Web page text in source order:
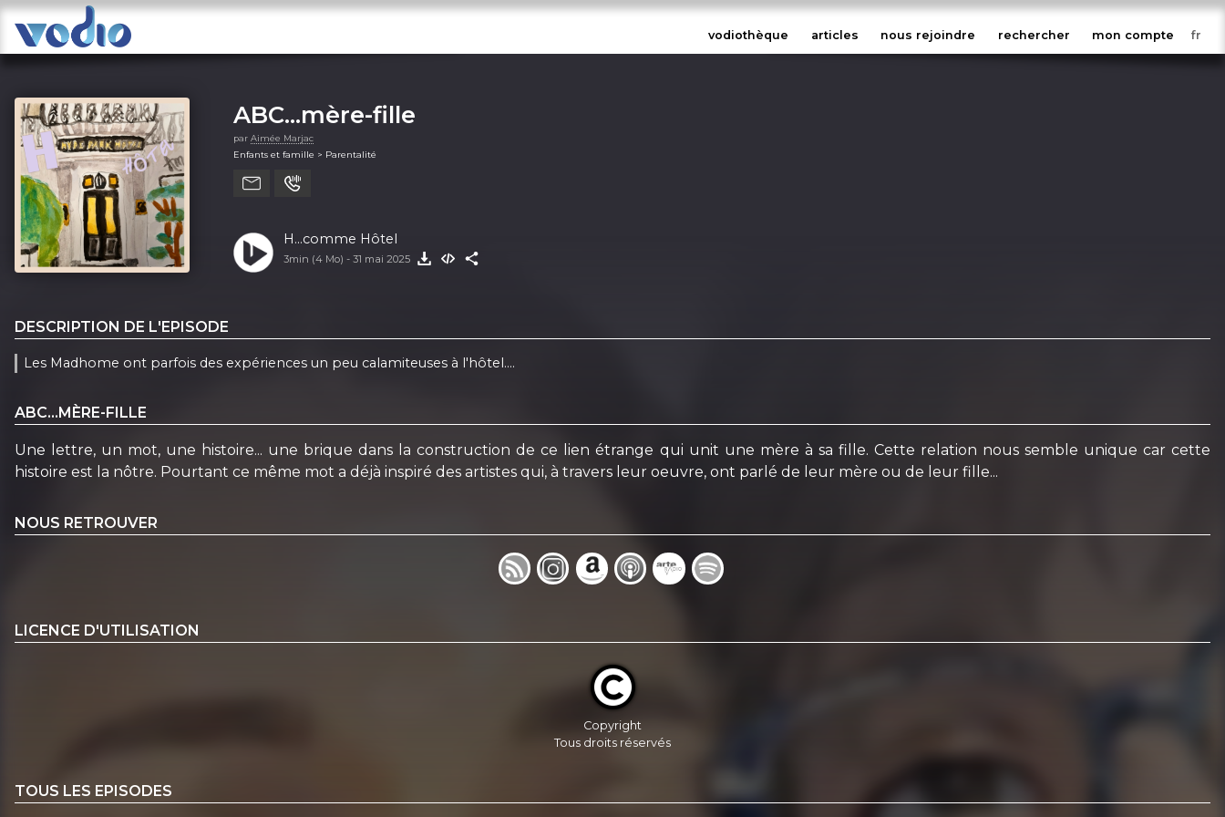
vodiothèque articles nous rejoindre rechercher mon compte
ABC...mère-fille
par Aimée Marjac
Enfants et famille > Parentalité
H...comme Hôtel
3min (4 Mo) - 31 mai 2025
DESCRIPTION DE L'EPISODE
Les Madhome ont parfois des expériences un peu calamiteuses à l'hôtel....
ABC...MÈRE-FILLE
Une lettre, un mot, une histoire... une brique dans la construction de ce lien étrange qui unit une mère à sa fille. Cette relation nous semble unique car cette
histoire est la nôtre. Pourtant ce même mot a déjà inspiré des artistes qui, à travers leur oeuvre, ont parlé de leur mère ou de leur fille...
NOUS RETROUVER
LICENCE D'UTILISATION
Copyright
Tous droits réservés
TOUS LES EPISODES